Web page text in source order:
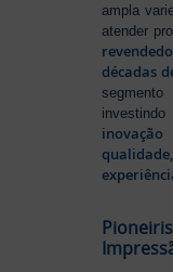
ampla
atender
décadas
inovação